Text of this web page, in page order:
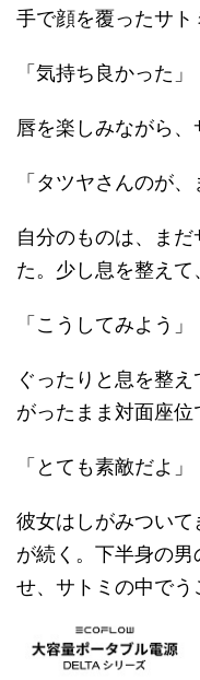
手で顔を覆ったサト
「気持ち良かった」
唇を楽しみながら、
「タツヤさんのが
自分のものは、ま
た。少し息を整えて
「こうしてみよう」
ぐったりと息を整
がったまま対面座位
「とても素敵だよ」
彼女はしがみつい
が続く。下半身の
せ、サトミの中でう
「あっ……奥まで感